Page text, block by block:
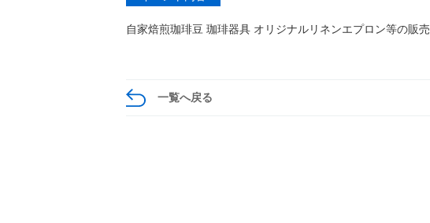
自家焙煎珈琲豆 珈琲器具 オリジナルリネンエプロン等の販売
一覧へ戻る